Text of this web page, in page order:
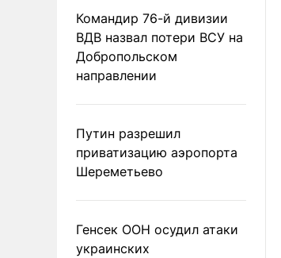
Командир 76-й дивизии
ВДВ назвал потери ВСУ на
Добропольском
направлении
Путин разрешил
приватизацию аэропорта
Шереметьево
Генсек ООН осудил атаки
украинских